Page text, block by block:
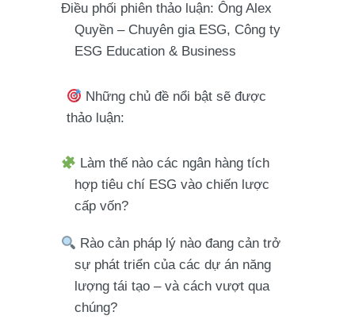
Điều phối phiên thảo luận: Ông Alex
Quyền – Chuyên gia ESG, Công ty
ESG Education & Business
Những chủ đề nổi bật sẽ được
thảo luận:
Làm thế nào các ngân hàng tích
hợp tiêu chí ESG vào chiến lược
cấp vốn?
Rào cản pháp lý nào đang cản trở
sự phát triển của các dự án năng
lượng tái tạo – và cách vượt qua
chúng?